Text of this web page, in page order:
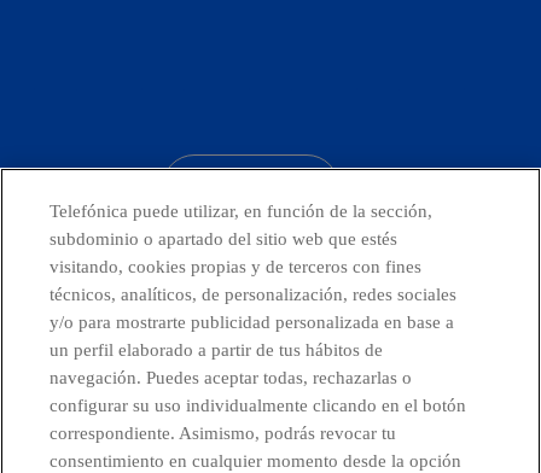
Países y Unidades emergentes
Canal de Denuncias
Centro Global Transparencia
Telefónica puede utilizar, en función de la sección,
subdominio o apartado del sitio web que estés
visitando, cookies propias y de terceros con fines
técnicos, analíticos, de personalización, redes sociales
y/o para mostrarte publicidad personalizada en base a
un perfil elaborado a partir de tus hábitos de
navegación. Puedes aceptar todas, rechazarlas o
configurar su uso individualmente clicando en el botón
correspondiente. Asimismo, podrás revocar tu
consentimiento en cualquier momento desde la opción